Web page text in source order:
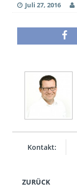
Juli 27, 2016
Kontakt:
ZURÜCK